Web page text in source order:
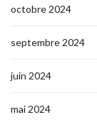
octobre 2024
septembre 2024
juin 2024
mai 2024